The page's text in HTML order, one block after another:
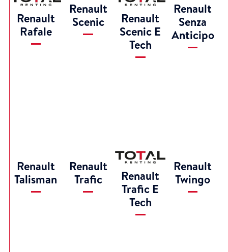
Renault
Rafale
Renault
Scenic
Renault
Scenic E
Tech
Renault
Senza
Anticipo
Renault
Talisman
Renault
Trafic
Renault
Trafic E
Tech
Renault
Twingo